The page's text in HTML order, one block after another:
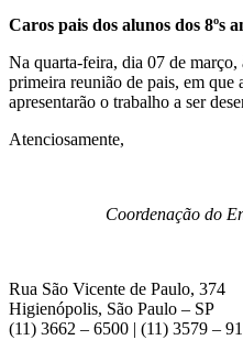
Caros pais dos alunos dos 8ºs
Na quarta-feira, dia 07 de março,
primeira reunião de pais, em que
apresentarão o trabalho a ser
Atenciosamente,
Coordenação do
Rua São Vicente de Paulo, 374
Higienópolis, São Paulo – SP
(11) 3662 – 6500 | (11) 3579 –